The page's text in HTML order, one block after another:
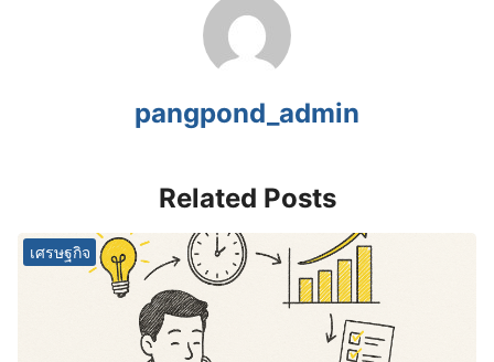
pangpond_admin
Related Posts
เศรษฐกิจ